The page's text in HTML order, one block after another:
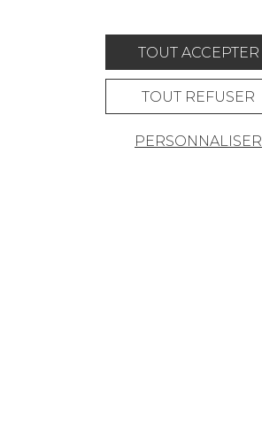
OÙ NOUS TROUVER ?
TOUT ACCEPTER
TOUT REFUSER
PERSONNALISER